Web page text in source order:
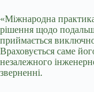
«Міжнародна
рішення щодо
приймається виключно
Враховується саме
незалежного
зверненні.